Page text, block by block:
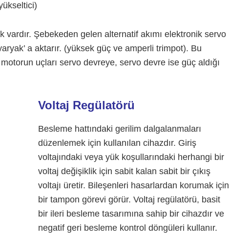
vardır. Şebekeden gelen alternatif akımı elektronik servo
a aktarır. (yüksek güç ve amperli trimpot). Bu
uçları servo devreye, servo devre ise güç aldığı
Voltaj Regülatörü
Besleme hattındaki gerilim dalgalanmaları
düzenlemek için kullanılan cihazdır. Giriş
voltajındaki veya yük koşullarındaki herhangi bir
voltaj değişiklik için sabit kalan sabit bir çıkış
voltajı üretir. Bileşenleri hasarlardan korumak için
bir tampon görevi görür. Voltaj regülatörü, basit
bir ileri besleme tasarımına sahip bir cihazdır ve
negatif geri besleme kontrol döngüleri kullanır.